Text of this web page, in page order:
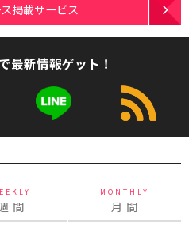
掲載サービス
最新情報ゲット！
間
MONTHLY
月 間